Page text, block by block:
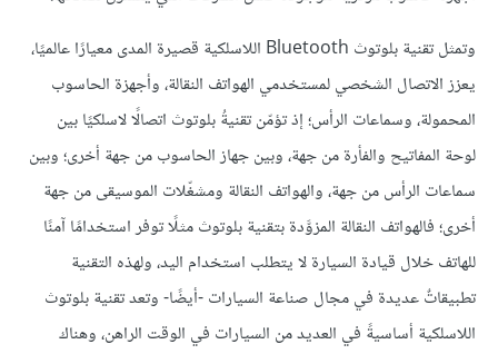
وتمثل تقنية بلوتوث Bluetooth اللاسلكية قصيرة المدى معيارًا عالميًا،
يعزز الاتصال الشخصي لمستخدمي الهواتف النقالة، وأجهزة الحاسوب
المحمولة، وسماعات الرأس؛ إذ تؤمّن تقنيةُ بلوتوث اتصالًا لاسلكيًا بين
لوحة المفاتيح والفأرة من جهة، وبين جهاز الحاسوب من جهة أخرى؛ وبين
سماعات الرأس من جهة، والهواتف النقالة ومشغّلات الموسيقى من جهة
أخرى؛ فالهواتف النقالة المزوَّدة بتقنية بلوتوث مثلًا توفر استخدامًا آمنًا
للهاتف خلال قيادة السيارة لا يتطلب استخدام اليد، ولهذه التقنية
تطبيقاتٌ عديدة في مجال صناعة السيارات -أيضًا- وتعد تقنية بلوتوث
اللاسلكية أساسيةً في العديد من السيارات في الوقت الراهن، وهناك